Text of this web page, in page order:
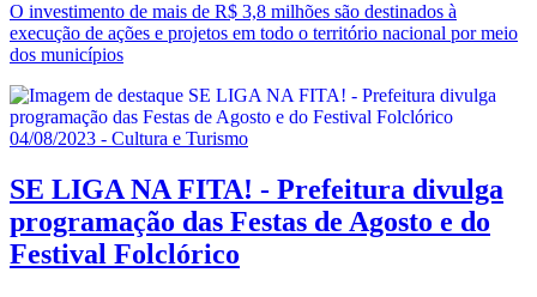
O investimento de mais de R$ 3,8 milhões são destinados à
execução de ações e projetos em todo o território nacional por meio
dos municípios
04/08/2023 - Cultura e Turismo
SE LIGA NA FITA! - Prefeitura divulga
programação das Festas de Agosto e do
Festival Folclórico